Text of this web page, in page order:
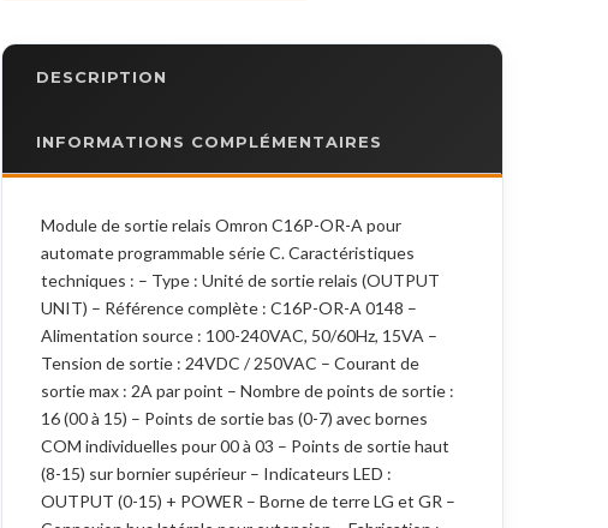
DESCRIPTION
INFORMATIONS COMPLÉMENTAIRES
Module de sortie relais Omron C16P-OR-A pour
automate programmable série C. Caractéristiques
techniques : – Type : Unité de sortie relais (OUTPUT
UNIT) – Référence complète : C16P-OR-A 0148 –
Alimentation source : 100-240VAC, 50/60Hz, 15VA –
Tension de sortie : 24VDC / 250VAC – Courant de
sortie max : 2A par point – Nombre de points de sortie :
16 (00 à 15) – Points de sortie bas (0-7) avec bornes
COM individuelles pour 00 à 03 – Points de sortie haut
(8-15) sur bornier supérieur – Indicateurs LED :
OUTPUT (0-15) + POWER – Borne de terre LG et GR –